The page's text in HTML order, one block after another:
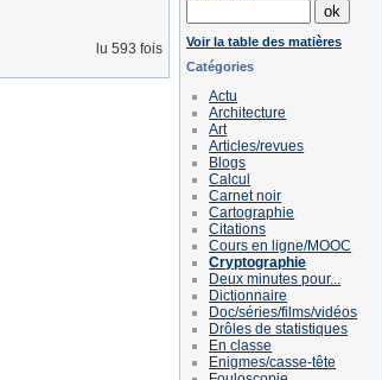
lu 593 fois
Voir la table des matières
Catégories
Actu
Architecture
Art
Articles/revues
Blogs
Calcul
Carnet noir
Cartographie
Citations
Cours en ligne/MOOC
Cryptographie
Deux minutes pour...
Dictionnaire
Doc/séries/films/vidéos
Drôles de statistiques
En classe
Enigmes/casse-tête